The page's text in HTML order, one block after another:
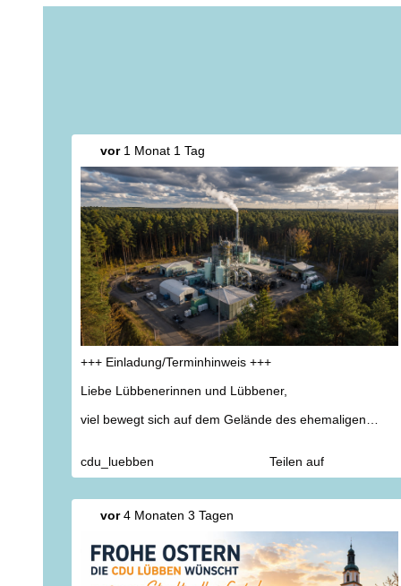
vor1 Monat 1 Tag
+++ Einladung/Terminhinweis +++
Liebe Lübbenerinnen und Lübbener,
viel bewegt sich auf dem Gelände des ehemaligen
Herausforderungen kommen eventuell auf die Stadt
Lübben zu? Dies wollen wir gemeinsam erfahren und
Einblicke gewährt.
Seien Sie herzlich willkommen am
Donnerstag, den 09.Juli, um 18:00 Uhr
cdu_luebben Teilen auf
vor4 Monaten 3 Tagen